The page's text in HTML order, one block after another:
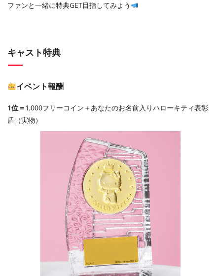
ファンと一緒に特典GET目指してみよう
キャスト特典
イベント報酬
1位＝1,000フリーコイン＋あなたのお名前入りハローキティ表彰
盾（実物）